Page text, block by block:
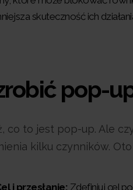
skuteczność ich
pop-
co to jest pop-up. Ale
kilku czynników.
i przesłanie: Zdefiniuj cel